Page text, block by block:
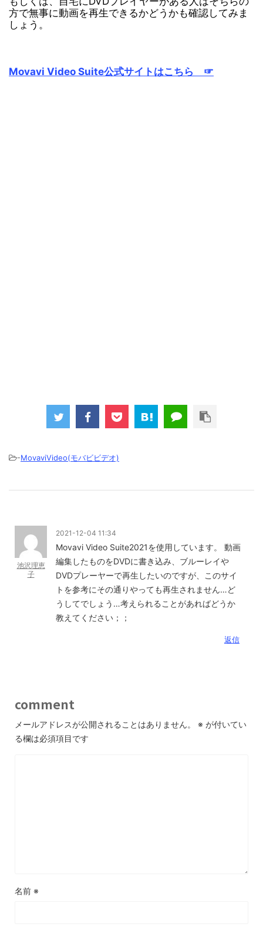
方で無事に動画を再生できるかどうかも確認してみま
しょう。
Movavi Video Suite公式サイトはこちら ☞
-MovaviVideo(モバビビデオ)
池沢理恵
子
2021-12-04 11:34
Movavi Video Suite2021を使用しています。
動画
編集したものをDVDに書き込み、ブルーレイや
DVDプレーヤーで再生したいのですが、このサイ
トを参考にその通りやっても再生されません…ど
うしてでしょう…考えられることがあればどうか
教えてください；；
返信
comment
メールアドレスが公開されることはありません。 ※ が付いてい
る欄は必須項目です
名前 ※